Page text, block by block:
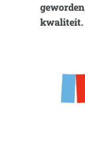
kwaliteit.